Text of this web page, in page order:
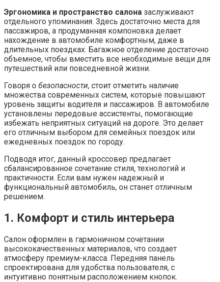
Эргономика и пространство салона заслуживают
отдельного упоминания. Здесь достаточно места для
пассажиров, а продуманная компоновка делает
нахождение в автомобиле комфортным, даже в
длительных поездках. Багажное отделение достаточно
объемное, чтобы вместить все необходимые вещи для
путешествий или повседневной жизни.
Говоря о безопасности, стоит отметить наличие
множества современных систем, которые повышают
уровень защиты водителя и пассажиров. В автомобиле
установлены передовые ассистенты, помогающие
избежать неприятных ситуаций на дороге. Это делает
его отличным выбором для семейных поездок или
ежедневных поездок по городу.
Подводя итог, данный кроссовер предлагает
сбалансированное сочетание стиля, технологий и
практичности. Если вам нужен надежный и
функциональный автомобиль, он станет отличным
решением.
1. Комфорт и стиль интерьера
Салон оформлен в гармоничном сочетании
высококачественных материалов, что создает
атмосферу премиум-класса. Передняя панель
спроектирована для удобства пользователя, с
интуитивно понятным расположением кнопок.